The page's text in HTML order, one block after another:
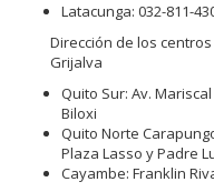
Latacunga: 032-811-
Dirección de los
Grijalva
Quito Sur: Av.
Biloxi
Quito Norte
Plaza Lasso y Padre
Cayambe: Franklin